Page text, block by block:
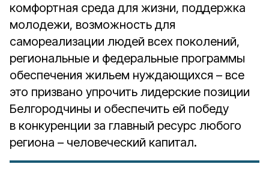
комфортная среда для жизни, поддержка
молодежи, возможность для
самореализации людей всех поколений,
региональные и федеральные программы
обеспечения жильем нуждающихся – все
это призвано упрочить лидерские позиции
Белгородчины и обеспечить ей победу
в конкуренции за главный ресурс любого
региона – человеческий капитал.